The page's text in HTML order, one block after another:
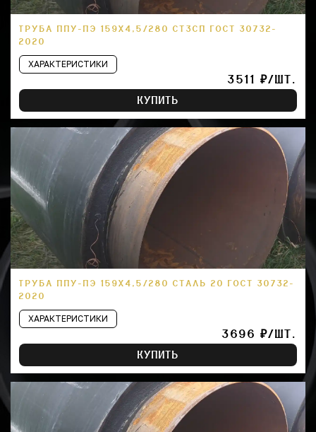
ТРУБА ППУ-ПЭ 159Х4,5/280 СТ3СП ГОСТ 30732-
2020
ХАРАКТЕРИСТИКИ
3511 ₽/ШТ.
КУПИТЬ
ТРУБА ППУ-ПЭ 159Х4,5/280 СТАЛЬ 20 ГОСТ 30732-
2020
ХАРАКТЕРИСТИКИ
3696 ₽/ШТ.
КУПИТЬ